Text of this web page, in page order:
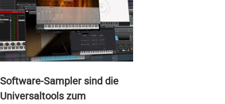
Software-Sampler sind die
Universaltools zum